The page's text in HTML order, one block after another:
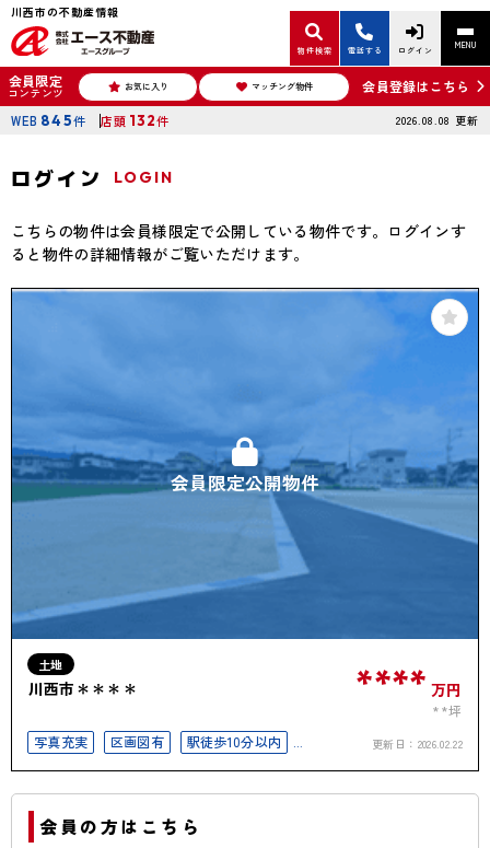
川西市の不動産情報
物件検索 電話する ログイン MENU
会員限定
コンテンツ お気に入り マッチング物件 会員登録はこちら
WEB 845件 店頭 132件 2026.08.08 更新
ログイン LOGIN
こちらの物件は会員様限定で公開している物件です。ログインす
ると物件の詳細情報がご覧いただけます。
会員限定公開物件
土地
川西市＊＊＊＊ **** 万円
**坪
写真充実
区画図有
駅徒歩10分以内
50坪以上
更新日： 2026.02.22
会員の方はこちら